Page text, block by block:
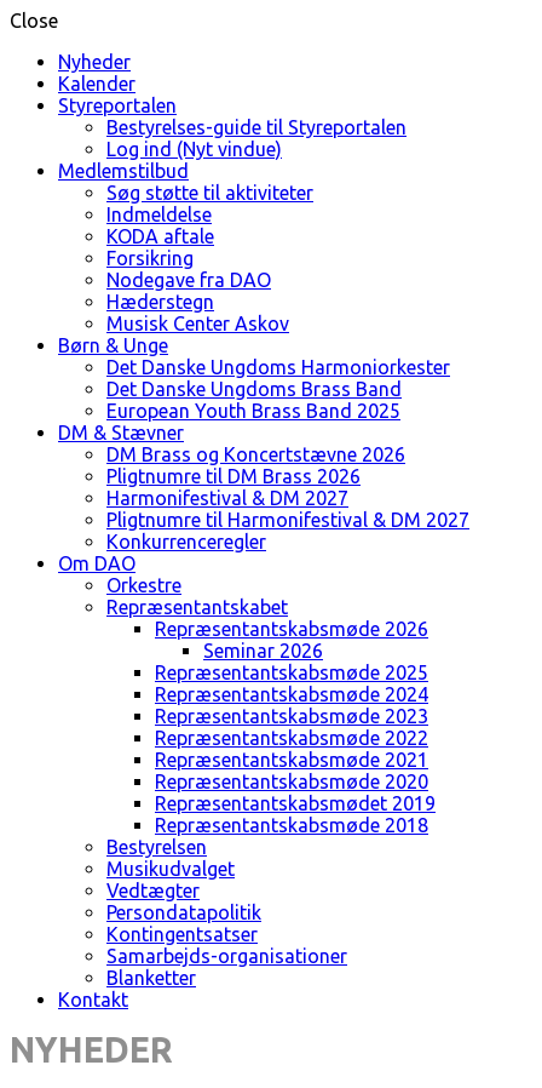
Close
Nyheder
Kalender
Styreportalen
Bestyrelses-guide til Styreportalen
Log ind (Nyt vindue)
Medlemstilbud
Søg støtte til aktiviteter
Indmeldelse
KODA aftale
Forsikring
Nodegave fra DAO
Hæderstegn
Musisk Center Askov
Børn & Unge
Det Danske Ungdoms Harmoniorkester
Det Danske Ungdoms Brass Band
European Youth Brass Band 2025
DM & Stævner
DM Brass og Koncertstævne 2026
Pligtnumre til DM Brass 2026
Harmonifestival & DM 2027
Pligtnumre til Harmonifestival & DM 2027
Konkurrenceregler
Om DAO
Orkestre
Repræsentantskabet
Repræsentantskabsmøde 2026
Seminar 2026
Repræsentantskabsmøde 2025
Repræsentantskabsmøde 2024
Repræsentantskabsmøde 2023
Repræsentantskabsmøde 2022
Repræsentantskabsmøde 2021
Repræsentantskabsmøde 2020
Repræsentantskabsmødet 2019
Repræsentantskabsmøde 2018
Bestyrelsen
Musikudvalget
Vedtægter
Persondatapolitik
Kontingentsatser
Samarbejds-organisationer
Blanketter
Kontakt
NYHEDER